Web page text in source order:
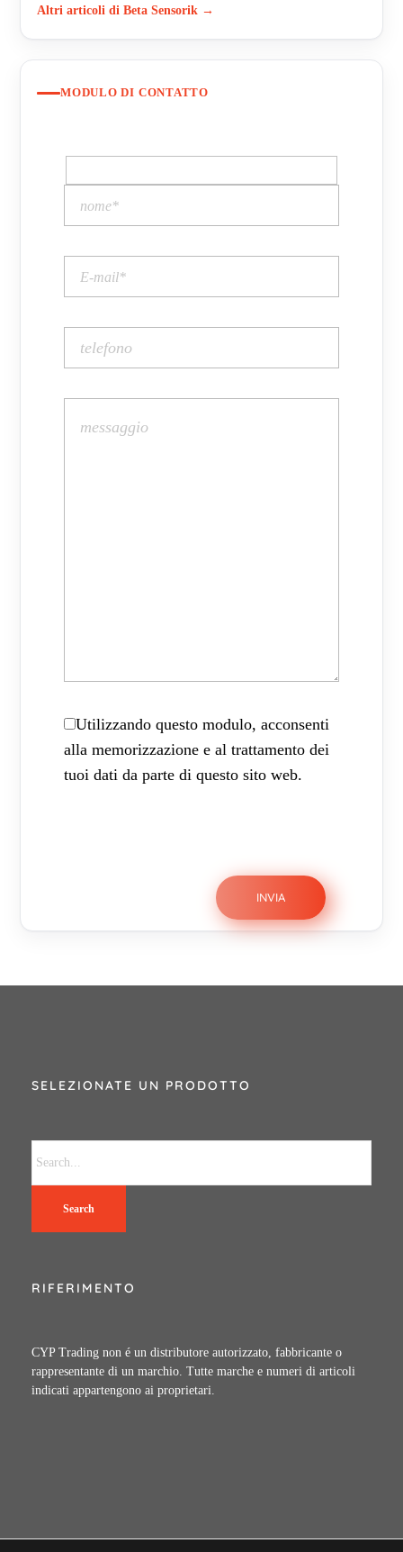
Altri articoli di Beta Sensorik →
MODULO DI CONTATTO
Utilizzando questo modulo, acconsenti
alla memorizzazione e al trattamento dei
tuoi dati da parte di questo sito web.
SELEZIONATE UN PRODOTTO
Search
RIFERIMENTO
CYP Trading non é un distributore autorizzato, fabbricante o
rappresentante di un marchio. Tutte marche e numeri di articoli
indicati appartengono ai proprietari.